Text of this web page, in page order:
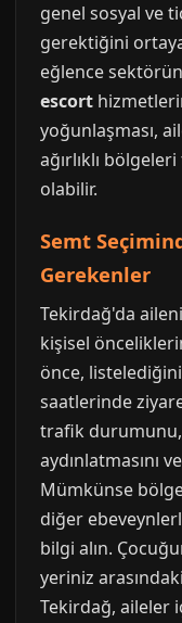
genel sosyal ve
gerektiğini
eğlence
escort
yoğunlaşması,
ağırlıklı
olabilir.
Semt
Gerekenler
Tekirdağ'da
kişisel
önce,
saatlerinde
trafik durumunu,
aydınlatmasını
Mümkünse
diğer
bilgi alın.
yeriniz
Tekirdağ, aileler